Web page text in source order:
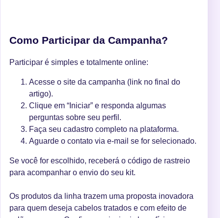
Como Participar da Campanha?
Participar é simples e totalmente online:
Acesse o site da campanha (link no final do
artigo).
Clique em “Iniciar” e responda algumas
perguntas sobre seu perfil.
Faça seu cadastro completo na plataforma.
Aguarde o contato via e-mail se for selecionado.
Se você for escolhido, receberá o código de rastreio
para acompanhar o envio do seu kit.
Os produtos da linha trazem uma proposta inovadora
para quem deseja cabelos tratados e com efeito de